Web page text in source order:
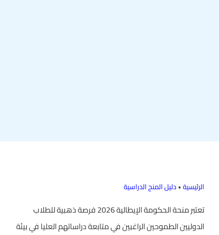
الرئيسية•دليل المنح الدراسية
تعتبر منحة الحكومة الإيطالية 2026 فرصة ذهبية للطلاب
الدوليين الطموحين الراغبين في متابعة دراساتهم العليا في بيئة